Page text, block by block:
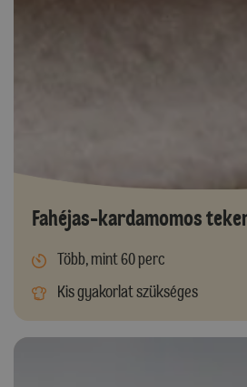
Fahéjas-kardamomos
Több, mint 60 perc
Kis gyakorlat szükséges